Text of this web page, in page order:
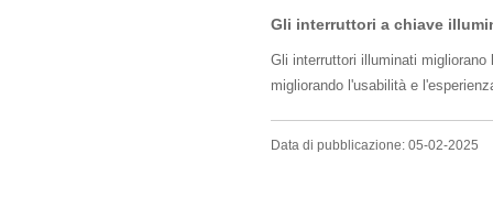
Gli interruttori a chiave
Gli interruttori illuminati
migliorando l'usabilità e
Data di pubblicazione: 05-02-2025